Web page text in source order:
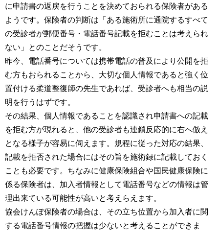
に申請書の返戻を行うことを決めておられる保険者がある
ようです。保険者の判断は「ある施術所に通院するすべて
の受診者が郵便番号・電話番号記載を拒むことは考えられ
ない」とのことだそうです。
昨今、電話番号については携帯電話の普及により公開を拒
む方もおられることから、大切な個人情報であると強く位
置付ける柔道整復師の先生であれば、受診者へも相当の説
明を行うはずです。
その結果、個人情報であることを認識され申請書への記載
を拒む方が現れると、他の受診者も連鎖反応的に右へ倣え
となる様子が容易に伺えます。規程に従った対応の結果、
記載を拒否された場合にはその旨を施術録に記載しておく
ことも必要です。ちなみに健康保険組合や国民健康保険に
係る保険者は、加入者情報として電話番号などの情報は管
理出来ている可能性が高いと考えらえます。
協会けんぽ保険者の場合は、その立ち位置から加入者に関
する電話番号情報の把握は少ないと考えることができま